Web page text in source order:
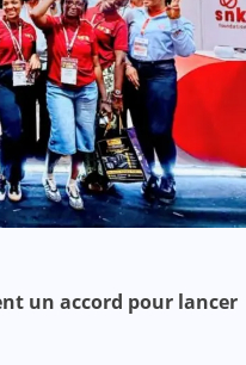
un accord pour lancer